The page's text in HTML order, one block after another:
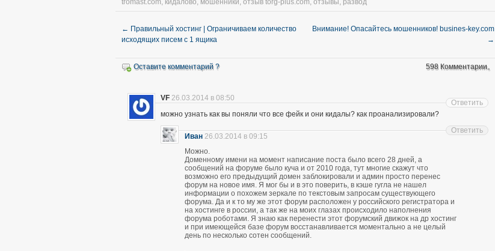
tromast.com, кидалово, мошенники, отзыв torg-plus.com, отзывы, развод
← Правильный хостинг | Ограничиваем количество
исходящих писем с 1 ящика
Внимание! Опасайтесь мошенников! busines-key.com
→
Оставите комментарий ? 598 Комментарии。
VF 26.03.2014 в 08:50
можно узнать как вы поняли что все фейк и они кидалы? как проанализировали?
Ответить
Иван 26.03.2014 в 09:15
Можно.
Доменному имени на момент написание поста было всего 28 дней, а
сообщений на форуме было куча и от 2010 года, тут многие скажут что
возможно его предыдущий домен заблокировали и админ просто перенес
форум на новое имя. Я мог бы и в это поверить, в кэше гугла не нашел
информации о похожем зеркале по текстовым запросам существующего
форума. Да и к то му же этот форум расположен у российского регистратора и
на хостинге в россии, а так же на моих глазах происходило наполнения
форума роботами. Я знаю как перенести этот форумский движок на др хостинг
и при имеющейся базе форум восстанавливается моментально а не целый
день по несколько сотен сообщений.
Ответить